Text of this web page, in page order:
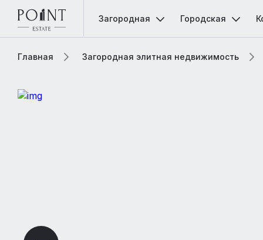
Загородная Городская
Главная Загородная элитная недвижимость